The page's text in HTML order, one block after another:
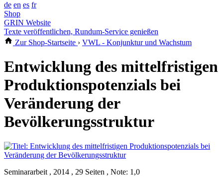
de en es fr
Shop
GRIN Website
Texte veröffentlichen, Rundum-Service genießen
Zur Shop-Startseite › VWL - Konjunktur und Wachstum
Entwicklung des mittelfristigen
Produktionspotenzials bei
Veränderung der
Bevölkerungsstruktur
Seminararbeit , 2014 , 29 Seiten , Note: 1,0